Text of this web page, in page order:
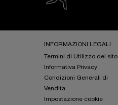
INFORMAZIONI LEGALI
Termini di Utilizzo del sito
Informativa Privacy
Condizioni Generali di
Vendita
Impostazione cookie